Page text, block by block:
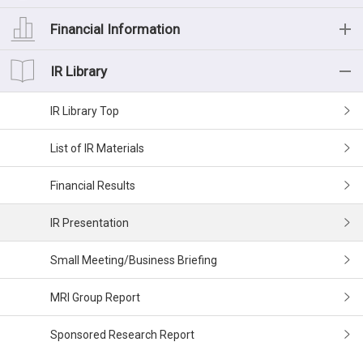
Management Policy
Message from the President
Financial Information
Financial Information
Financial Highlights (Consolidated)
Financial Data
Cash Flow
Segment Information
IR Library
IR Library
List of IR Materials
Financial Results
IR Presentation
Small Meeting/Business Briefing
MRI Group Report
Sponsored Research Report